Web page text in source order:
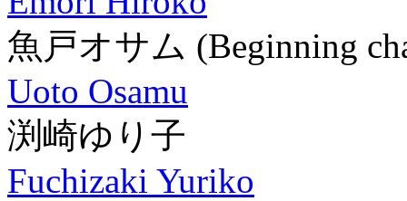
魚戸オサム (Beginning
Uoto Osamu
渕崎ゆり子
Fuchizaki Yuriko